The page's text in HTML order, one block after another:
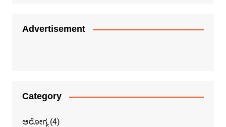
Advertisement
Category
ಆರೋಗ್ಯ(4)